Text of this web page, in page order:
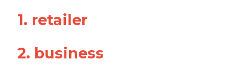
1. retailer
2. business